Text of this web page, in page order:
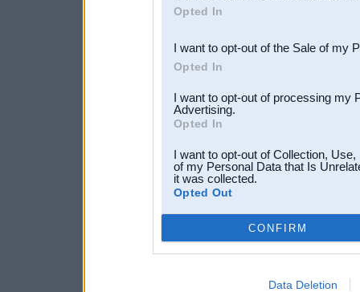
third parties.
Opted In
I want to opt-out of the Sale of my
Opted In
I want to opt-out of processing my
Advertising.
Opted In
I want to opt-out of Collection,
of my Personal Data that Is
it was collected.
Opted Out
CONFIRM
Data Deletion